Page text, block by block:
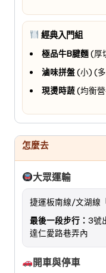
經典入門組
極品牛B腱麵(厚
滷味拼盤(小) (
現燙時蔬(均衡
怎麼去
大眾運輸
捷運板南線/文湖線
最後一段步行： 3號
達仁愛路巷弄內
開車與停車